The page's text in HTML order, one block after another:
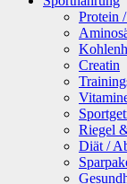
Protein
Creatin
Riegel
Diät /